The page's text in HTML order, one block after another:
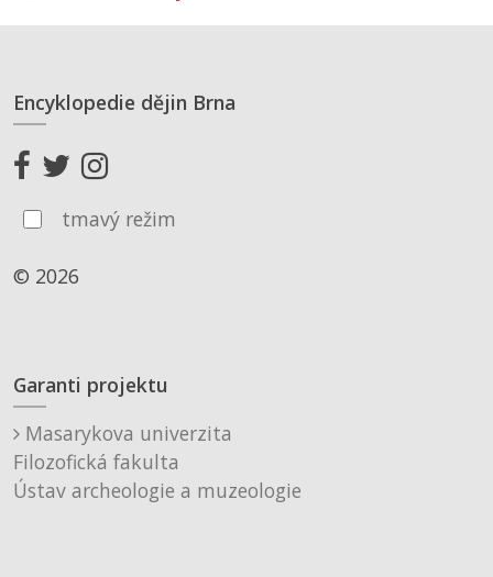
Encyklopedie dějin Brna
tmavý režim
© 2026
Garanti projektu
Masarykova univerzita
Filozofická fakulta
Ústav archeologie a muzeologie